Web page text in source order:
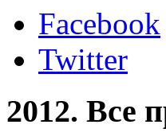
Facebook
Twitter
2012. Все